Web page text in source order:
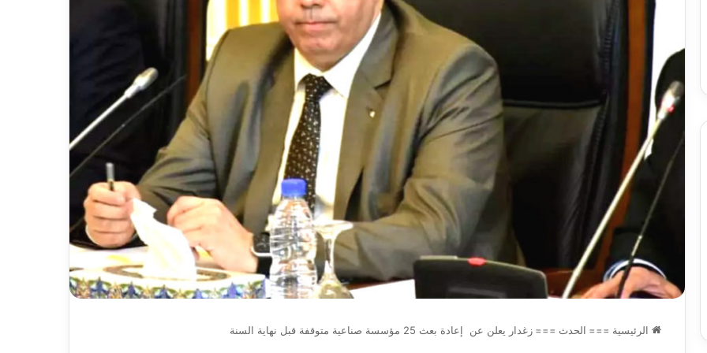
الرئيسية === الحدث === زغدار يعلن عن إعادة بعث 25 مؤسسة صناعية متوقفة قبل نهاية السنة
على الادماج المبكّر للمتمدرسين
بداء التوحد
،المياه
والمشاريع
الكبرى
تحت
خدمة
المواطن
والي سيدي بلعباس يؤكد جاهزية
القطاعات وبرامج السكن ،المياه
والمشاريع الكبرى تحت خدمة المواطن
عن
عاما
بطل إفريقيا مع “الخضر” مهدي
طاهرات يعلن اعتزاله عن عمر 36 عاما